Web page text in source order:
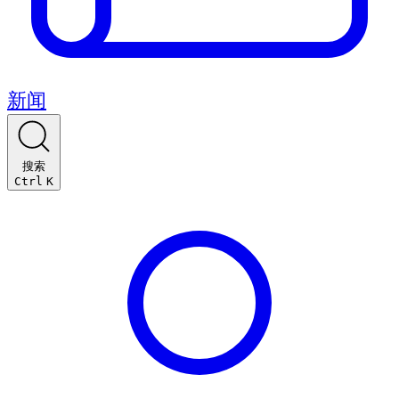
新闻
搜索
Ctrl K